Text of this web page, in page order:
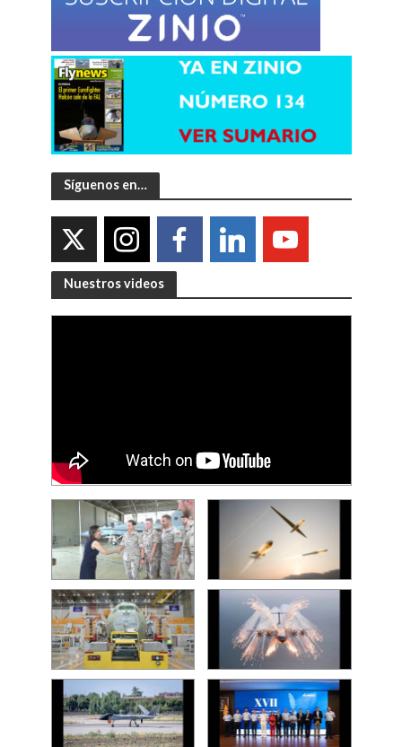
Síguenos en…
Nuestros videos